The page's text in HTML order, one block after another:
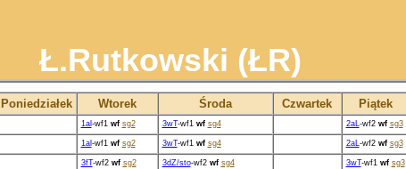
Ł.Rutkowski (ŁR)
Poniedziałek Wtorek Środa Czwartek Piątek
1al -wf1 wf sg2 3wT-wf1 wf sg4 2aL-wf2 wf sg3
1al -wf1 wf sg2 3wT-wf1 wf sg4 2aL-wf2 wf sg3
3fT-wf2 wf sg2 3dZ/sto-wf2 wf sg4 3wT-wf1 wf sg3